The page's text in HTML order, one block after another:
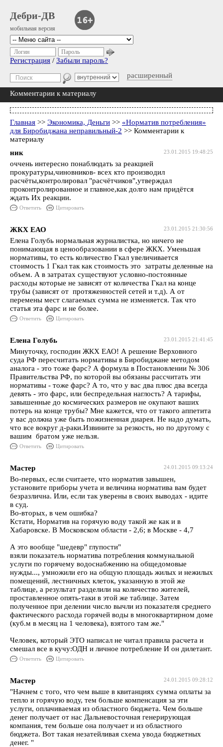
Дебри-ДВ
мобильная версия
расширенный
Логин Пароль
Регистрация / Забыли пароль?
Комментарии к материалу
Главная >> Экономика, Деньги >> «Норматив потребления»
для Биробиджана неправильный-2 >> Комментарии к
материалу
23.01.2015 19:48:25
ник
оччень интересно понаблюдать за реакцией
прокуратуры,чиновников- всех кто производил
расчёты,контролировал "расчётчиков",утверждал
проконтролированное и главное,как долго нам придётся
ждать Их реакции.
Ответить Цитировать
23.01.2015 21:30:56
ЖКХ ЕАО
Елена Голубь нормальная журналистка, но ничего не
понимающая в ценообразовании в сфере ЖКХ. Уменьшая
нормативы, то есть количество Гкал увеличивается
стоимость 1 Гкал так как стоимость это затраты деленные на
объем. А в затратах существуют условно-постоянные
расходы которые не зависят от количества Гкал на конце
трубы (зависят от протяженностей сетей и т.д). А от
перемены мест слагаемых сумма не изменяется. Так что
статья эта фарс и не более.
Ответить Цитировать
23.01.2015 21:41:45
Елена Голубь
Минуточку, господин ЖКХ ЕАО! А решение Верховного
суда РФ пересчитать нормативы в Биробиджане методом
аналога - это тоже фарс? А формула в Постановлении № 306
Правительства РФ, по которой вы обязаны рассчитать эти
нормативы - тоже фарс? А то, что у вас два плюс два всегда
девять - это фарс, или беспредельная наглость? А тарифы,
завышенные до космических размеров не окупают ваших
потерь на конце трубы? Мне кажется, что от такого аппетита
у вас должна уже быть пожизненная диарея. Не надо думать,
что все вокруг д-раки.Извините за резкость, но по другому с
вашим братом уже нельзя.
Ответить Цитировать
24.01.2015 09:13:24
Мастер
Во-первых, если считаете, что норматив завышен,
установите приборы учета и величина норматива вам будет
безразлична. Или, если так уверены в своих выводах - идите
в суд.
Во-вторых, в чем ошибка?
Кстати, Норматив на горячую воду такой же как и в
Хабаровске. В Московском области - 2,6; в Москве - 4,7
А это вообще "шедевр" глупости"
взяли показатель норматива потребления коммунальной
услуги по горячему водоснабжению на общедомовые
нужды..., умножили его на общую площадь жилых и нежилых
помещений, лестничных клеток, указанную в этой же
таблице, а результат разделили на количество жителей,
проставленное опять-таки в этой же таблице. Затем
полученное при делении число вычли из показателя среднего
фактического расхода горячей воды в многоквартирном доме
(куб.м в месяц на 1 человека), взятого там же."
Человек, который ЭТО написал не читал правила расчета и
смешал все в кучу:ОДН и личное потребление И он дилетант.
Ответить Цитировать
24.01.2015 09:28:12
Мастер
"Начнем с того, что чем выше в квитанциях сумма оплаты за
тепло и горячую воду, тем больше компенсация за эти
услуги, оплачиваемая из областного бюджета. Чем больше
денег получает от нас Дальневосточная генерирующая
компания, тем больше она получает и из областного
бюджета. Вот такая незатейливая схема увода бюджетных
денег. "